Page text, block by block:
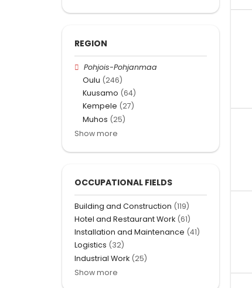
REGION
Pohjois-Pohjanmaa
Oulu (246)
Kuusamo (64)
Kempele (27)
Muhos (25)
Show more
OCCUPATIONAL FIELDS
Building and Construction (119)
Hotel and Restaurant Work (61)
Installation and Maintenance (41)
Logistics (32)
Industrial Work (25)
Show more